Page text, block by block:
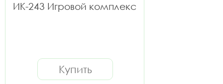
ИК-243 Игровой комплекс
Купить